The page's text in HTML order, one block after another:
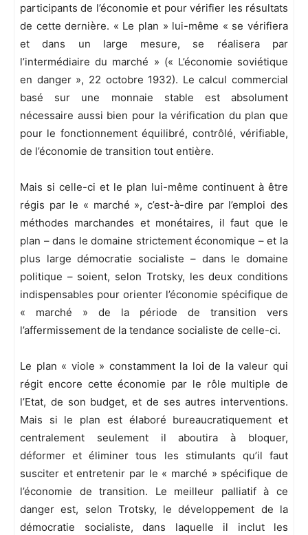
participants de l’économie et pour vérifier les résultats
de cette dernière. « Le plan » lui-même « se vérifiera
et dans un large mesure, se réalisera par
l’intermédiaire du marché » (« L’économie soviétique
en danger », 22 octobre 1932). Le calcul commercial
basé sur une monnaie stable est absolument
nécessaire aussi bien pour la vérification du plan que
pour le fonctionnement équilibré, contrôlé, vérifiable,
de l’économie de transition tout entière.
Mais si celle-ci et le plan lui-même continuent à être
régis par le « marché », c’est-à-dire par l’emploi des
méthodes marchandes et monétaires, il faut que le
plan – dans le domaine strictement économique – et la
plus large démocratie socialiste – dans le domaine
politique – soient, selon Trotsky, les deux conditions
indispensables pour orienter l’économie spécifique de
« marché » de la période de transition vers
l’affermissement de la tendance socialiste de celle-ci.
Le plan « viole » constamment la loi de la valeur qui
régit encore cette économie par le rôle multiple de
l’Etat, de son budget, et de ses autres interventions.
Mais si le plan est élaboré bureaucratiquement et
centralement seulement il aboutira à bloquer,
déformer et éliminer tous les stimulants qu’il faut
susciter et entretenir par le « marché » spécifique de
l’économie de transition. Le meilleur palliatif à ce
danger est, selon Trotsky, le développement de la
démocratie socialiste, dans laquelle il inclut les